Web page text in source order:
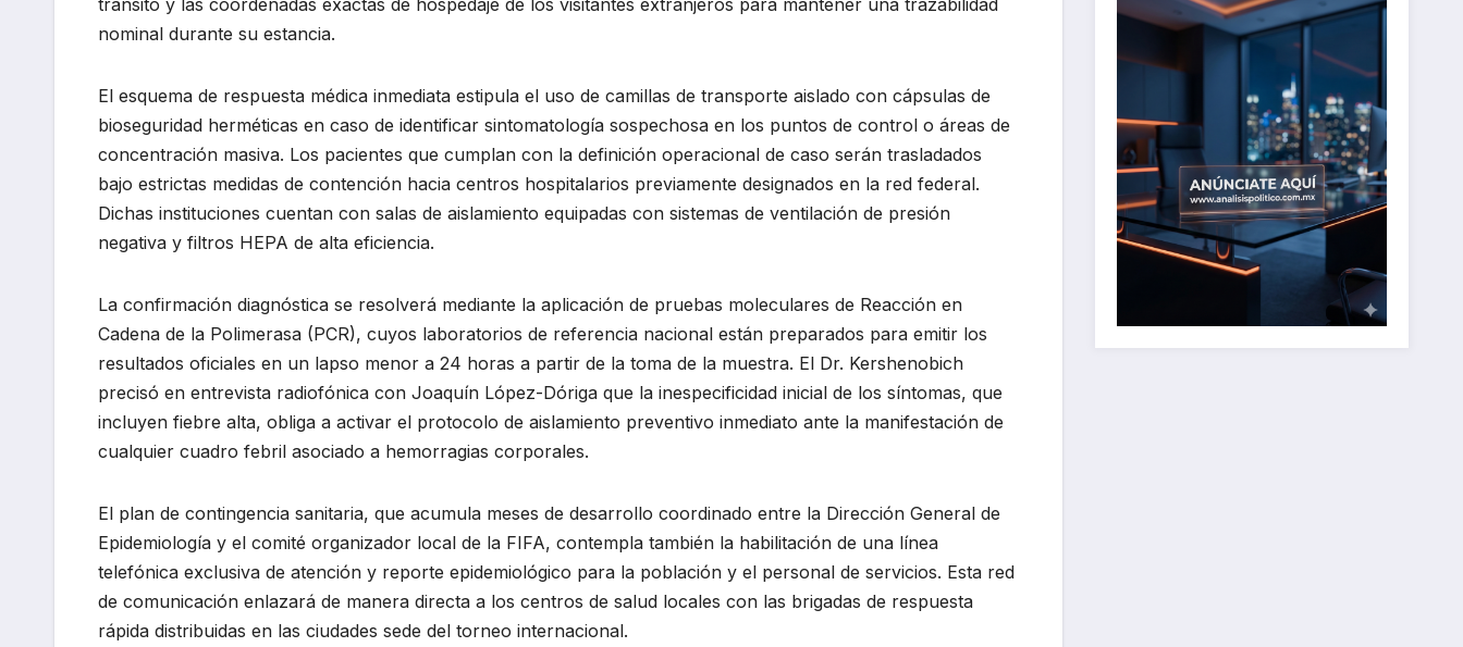
tránsito y las coordenadas exactas de hospedaje de los visitantes extranjeros para mantener una trazabilidad
nominal durante su estancia.
El esquema de respuesta médica inmediata estipula el uso de camillas de transporte aislado con cápsulas de
bioseguridad herméticas en caso de identificar sintomatología sospechosa en los puntos de control o áreas de
concentración masiva. Los pacientes que cumplan con la definición operacional de caso serán trasladados
bajo estrictas medidas de contención hacia centros hospitalarios previamente designados en la red federal.
Dichas instituciones cuentan con salas de aislamiento equipadas con sistemas de ventilación de presión
negativa y filtros HEPA de alta eficiencia.
La confirmación diagnóstica se resolverá mediante la aplicación de pruebas moleculares de Reacción en
Cadena de la Polimerasa (PCR), cuyos laboratorios de referencia nacional están preparados para emitir los
resultados oficiales en un lapso menor a 24 horas a partir de la toma de la muestra. El Dr. Kershenobich
precisó en entrevista radiofónica con Joaquín López-Dóriga que la inespecificidad inicial de los síntomas, que
incluyen fiebre alta, obliga a activar el protocolo de aislamiento preventivo inmediato ante la manifestación de
cualquier cuadro febril asociado a hemorragias corporales.
El plan de contingencia sanitaria, que acumula meses de desarrollo coordinado entre la Dirección General de
Epidemiología y el comité organizador local de la FIFA, contempla también la habilitación de una línea
telefónica exclusiva de atención y reporte epidemiológico para la población y el personal de servicios. Esta red
de comunicación enlazará de manera directa a los centros de salud locales con las brigadas de respuesta
rápida distribuidas en las ciudades sede del torneo internacional.